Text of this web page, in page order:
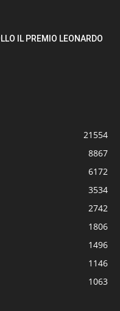
IL PREMIO LEONARDO
21554
8867
6172
3534
2742
1806
1496
1146
1063